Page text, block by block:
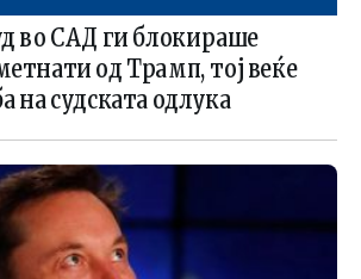
во САД ги блокираше
од Трамп, тој веќе
на судската одлука